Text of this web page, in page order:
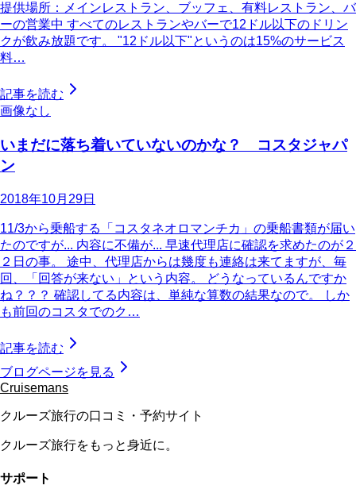
提供場所：メインレストラン、ブッフェ、有料レストラン、バ
ーの営業中 すべてのレストランやバーで12ドル以下のドリン
クが飲み放題です。 "12ドル以下"というのは15%のサービス
料…
記事を読む
画像なし
いまだに落ち着いていないのかな？ コスタジャパ
ン
2018年10月29日
11/3から乗船する「コスタネオロマンチカ」の乗船書類が届い
たのですが... 内容に不備が... 早速代理店に確認を求めたのが２
２日の事。 途中、代理店からは幾度も連絡は来てますが、毎
回、「回答が来ない」という内容。 どうなっているんですか
ね？？？ 確認してる内容は、単純な算数の結果なので。 しか
も前回のコスタでのク…
記事を読む
ブログページを見る
Cruisemans
クルーズ旅行の口コミ・予約サイト
クルーズ旅行をもっと身近に。
サポート